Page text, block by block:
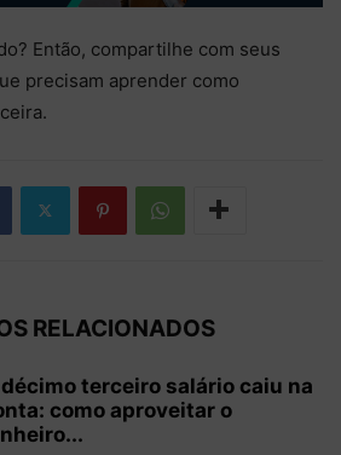
Então, compartilhe com seus
precisam aprender como
RELACIONADOS
décimo terceiro salário caiu na
como aproveitar o